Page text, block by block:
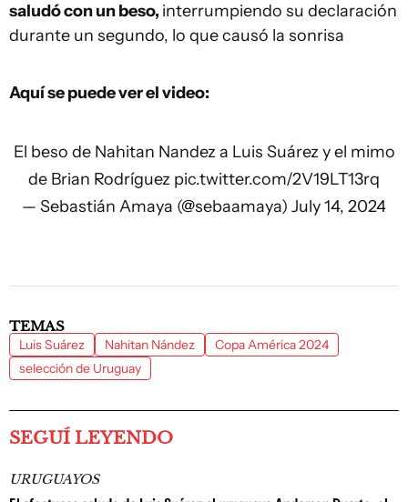
saludó con un beso, interrumpiendo su declaración
durante un segundo, lo que causó la sonrisa
Aquí se puede ver el video:
El beso de Nahitan Nandez a Luis Suárez y el mimo
de Brian Rodríguez pic.twitter.com/2V19LT13rq
— Sebastián Amaya (@sebaamaya) July 14, 2024
TEMAS
Luis Suárez Nahitan Nández
Copa América 2024
selección de Uruguay
SEGUÍ LEYENDO
URUGUAYOS